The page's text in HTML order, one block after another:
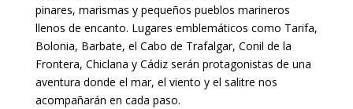
pinares, marismas y pequeños pueblos marineros
llenos de encanto. Lugares emblemáticos como Tarifa,
Bolonia, Barbate, el Cabo de Trafalgar, Conil de la
Frontera, Chiclana y Cádiz serán protagonistas de una
aventura donde el mar, el viento y el salitre nos
acompañarán en cada paso.